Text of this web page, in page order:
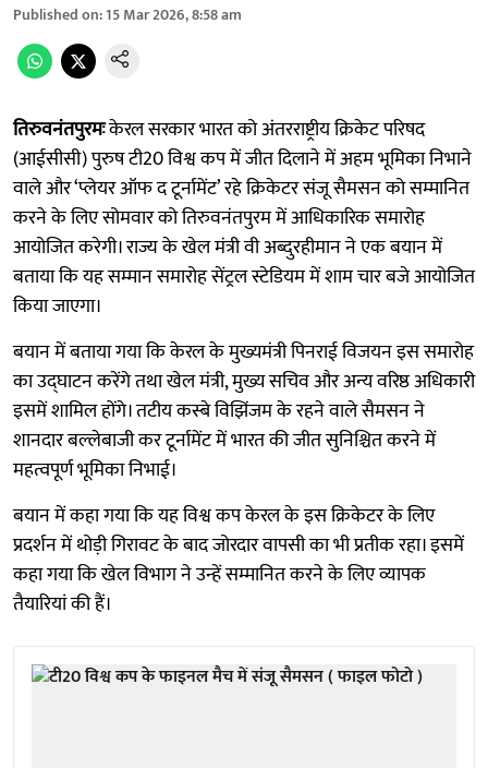
Published on:15 Mar 2026, 8:58 am
तिरुवनंतपुरमःकेरल सरकार भारत को अंतरराष्ट्रीय क्रिकेट परिषद
(आईसीसी) पुरुष टी20 विश्व कप में जीत दिलाने में अहम भूमिका निभाने
वाले और ‘प्लेयर ऑफ द टूर्नामेंट’ रहे क्रिकेटर संजू सैमसन को सम्मानित
करने के लिए सोमवार को तिरुवनंतपुरम में आधिकारिक समारोह
आयोजित करेगी। राज्य के खेल मंत्री वी अब्दुरहीमान ने एक बयान में
बताया कि यह सम्मान समारोह सेंट्रल स्टेडियम में शाम चार बजे आयोजित
किया जाएगा।
बयान में बताया गया कि केरल के मुख्यमंत्री पिनराई विजयन इस समारोह
का उद्घाटन करेंगे तथा खेल मंत्री, मुख्य सचिव और अन्य वरिष्ठ अधिकारी
इसमें शामिल होंगे। तटीय कस्बे विझिंजम के रहने वाले सैमसन ने
शानदार बल्लेबाजी कर टूर्नामेंट में भारत की जीत सुनिश्चित करने में
महत्वपूर्ण भूमिका निभाई।
बयान में कहा गया कि यह विश्व कप केरल के इस क्रिकेटर के लिए
प्रदर्शन में थोड़ी गिरावट के बाद जोरदार वापसी का भी प्रतीक रहा। इसमें
कहा गया कि खेल विभाग ने उन्हें सम्मानित करने के लिए व्यापक
तैयारियां की हैं।